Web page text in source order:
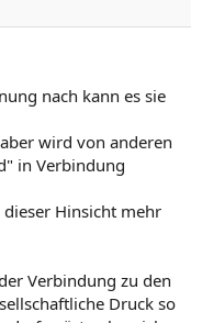
nach kann es sie
wird von anderen
in Verbindung
dieser Hinsicht mehr
Verbindung zu den
Druck so